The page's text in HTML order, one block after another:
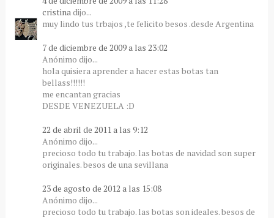
cristina dijo...
muy lindo tus trbajos ,te felicito besos .desde Argentina
7 de diciembre de 2009 a las 23:02
Anónimo dijo...
hola quisiera aprender a hacer estas botas tan
bellass!!!!!!
me encantan gracias
DESDE VENEZUELA :D
22 de abril de 2011 a las 9:12
Anónimo dijo...
precioso todo tu trabajo. las botas de navidad son super
originales. besos de una sevillana
23 de agosto de 2012 a las 15:08
Anónimo dijo...
precioso todo tu trabajo. las botas son ideales. besos de